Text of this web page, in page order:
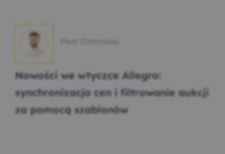
Nowości we wtyczce Allegro:
synchronizacja cen i filtrowanie aukcji
za pomocą szablonów